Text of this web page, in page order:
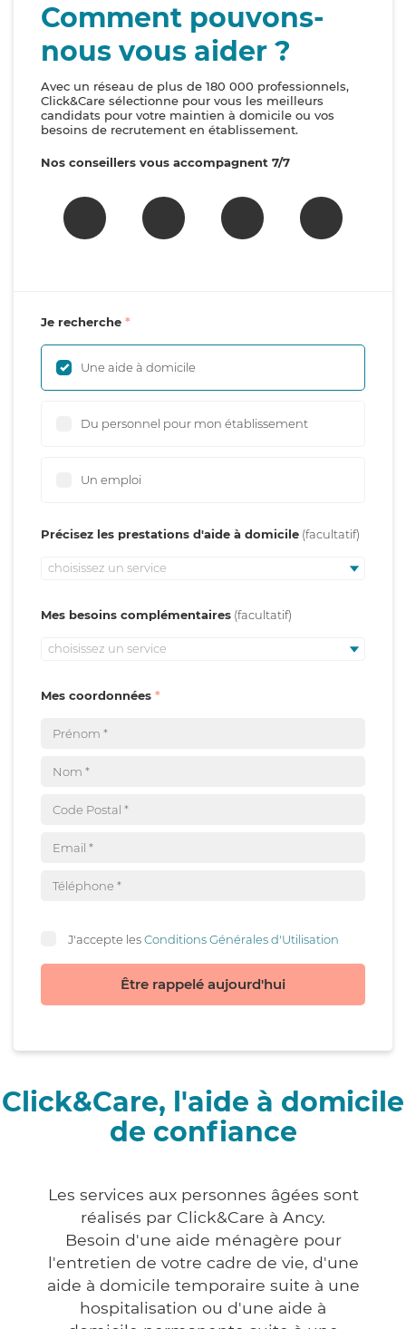
Comment pouvons-
nous vous aider ?
Avec un réseau de plus de 180 000 professionnels,
Click&Care sélectionne pour vous les meilleurs
candidats pour votre maintien à domicile ou vos
besoins de recrutement en établissement.
Nos conseillers vous accompagnent 7/7
Je recherche
Une aide à domicile
Du personnel pour mon établissement
Un emploi
Précisez les prestations d'aide à domicile
choisissez un service
Mes besoins complémentaires
choisissez un service
Mes coordonnées
J'accepte lesConditions Générales d'Utilisation
Être rappelé aujourd'hui
Click&Care, l'aide à domicile
de confiance
Les services aux personnes âgées sont
réalisés par Click&Care à Ancy.
Besoin d'une aide ménagère pour
l'entretien de votre cadre de vie, d'une
aide à domicile temporaire suite à une
hospitalisation ou d'une aide à